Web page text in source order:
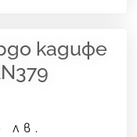
кадифе
лв.